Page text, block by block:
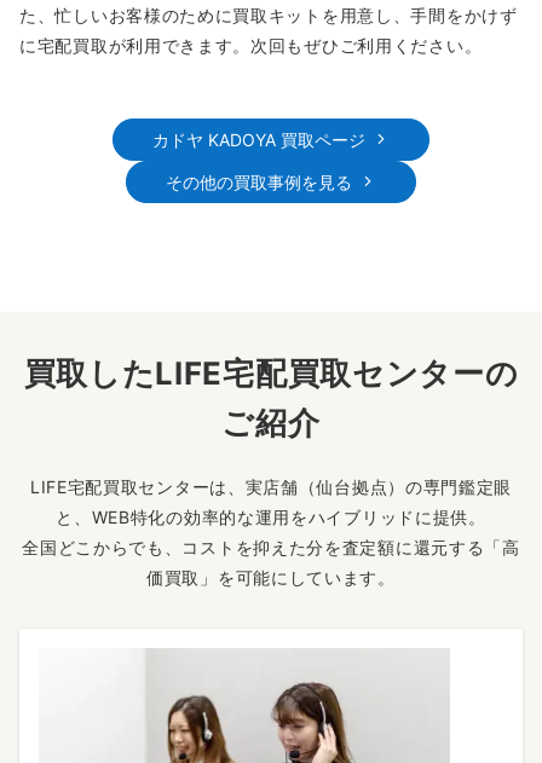
た、忙しいお客様のために買取キットを用意し、手間をかけず
に宅配買取が利用できます。次回もぜひご利用ください。
カドヤ KADOYA 買取ページ
その他の買取事例を見る
買取したLIFE宅配買取センターの
ご紹介
LIFE宅配買取センターは、実店舗（仙台拠点）の専門鑑定眼
と、WEB特化の効率的な運用をハイブリッドに提供。
全国どこからでも、コストを抑えた分を査定額に還元する「高
価買取」を可能にしています。